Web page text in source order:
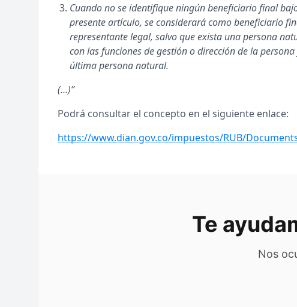
Cuando no se identifique ningún beneficiario final
presente artículo, se considerará como beneficiario
representante legal, salvo que exista una persona
con las funciones de gestión o dirección de la
última persona natural.
(…)”
Podrá consultar el concepto en el siguiente enlace:
https://www.dian.gov.co/impuestos/RUB/
Te
Nos